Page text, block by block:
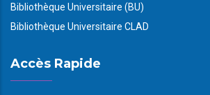
Bibliothèque Universitaire (BU)
Bibliothèque Universitaire CLAD
Accès Rapide